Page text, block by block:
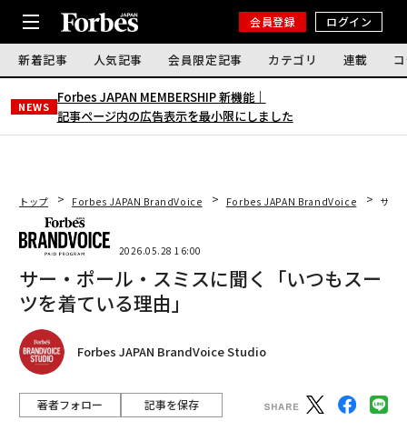
会員登録 ログイン
新着記事 人気記事 会員限定記事 カテゴリ 連載
NEWS
Forbes JAPAN MEMBERSHIP 新機能｜
記事ページ内の広告表示を最小限にしました
トップ Forbes JAPAN BrandVoice Forbes JAPAN BrandVoice サー
2026.05.28 16:00
サー・ポール・スミスに聞く「いつもスー
ツを着ている理由」
Forbes JAPAN BrandVoice Studio
著者フォロー 記事を保存